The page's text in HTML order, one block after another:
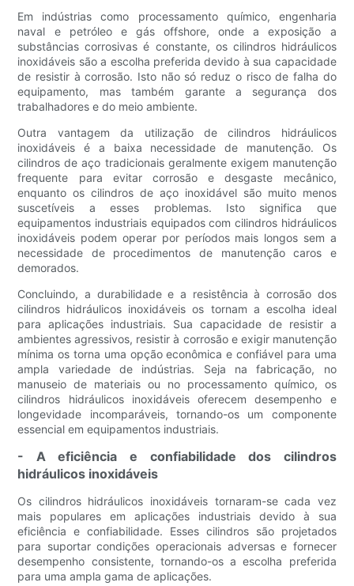
Em indústrias como processamento químico, engenharia
naval e petróleo e gás offshore, onde a exposição a
substâncias corrosivas é constante, os cilindros hidráulicos
inoxidáveis ​​são a escolha preferida devido à sua capacidade
de resistir à corrosão. Isto não só reduz o risco de falha do
equipamento, mas também garante a segurança dos
trabalhadores e do meio ambiente.
Outra vantagem da utilização de cilindros hidráulicos
inoxidáveis ​​é a baixa necessidade de manutenção. Os
cilindros de aço tradicionais geralmente exigem manutenção
frequente para evitar corrosão e desgaste mecânico,
enquanto os cilindros de aço inoxidável são muito menos
suscetíveis a esses problemas. Isto significa que
equipamentos industriais equipados com cilindros hidráulicos
inoxidáveis ​​podem operar por períodos mais longos sem a
necessidade de procedimentos de manutenção caros e
demorados.
Concluindo, a durabilidade e a resistência à corrosão dos
cilindros hidráulicos inoxidáveis ​​os tornam a escolha ideal
para aplicações industriais. Sua capacidade de resistir a
ambientes agressivos, resistir à corrosão e exigir manutenção
mínima os torna uma opção econômica e confiável para uma
ampla variedade de indústrias. Seja na fabricação, no
manuseio de materiais ou no processamento químico, os
cilindros hidráulicos inoxidáveis ​​oferecem desempenho e
longevidade incomparáveis, tornando-os um componente
essencial em equipamentos industriais.
- A eficiência e confiabilidade dos cilindros
hidráulicos inoxidáveis
Os cilindros hidráulicos inoxidáveis ​​tornaram-se cada vez
mais populares em aplicações industriais devido à sua
eficiência e confiabilidade. Esses cilindros são projetados
para suportar condições operacionais adversas e fornecer
desempenho consistente, tornando-os a escolha preferida
para uma ampla gama de aplicações.